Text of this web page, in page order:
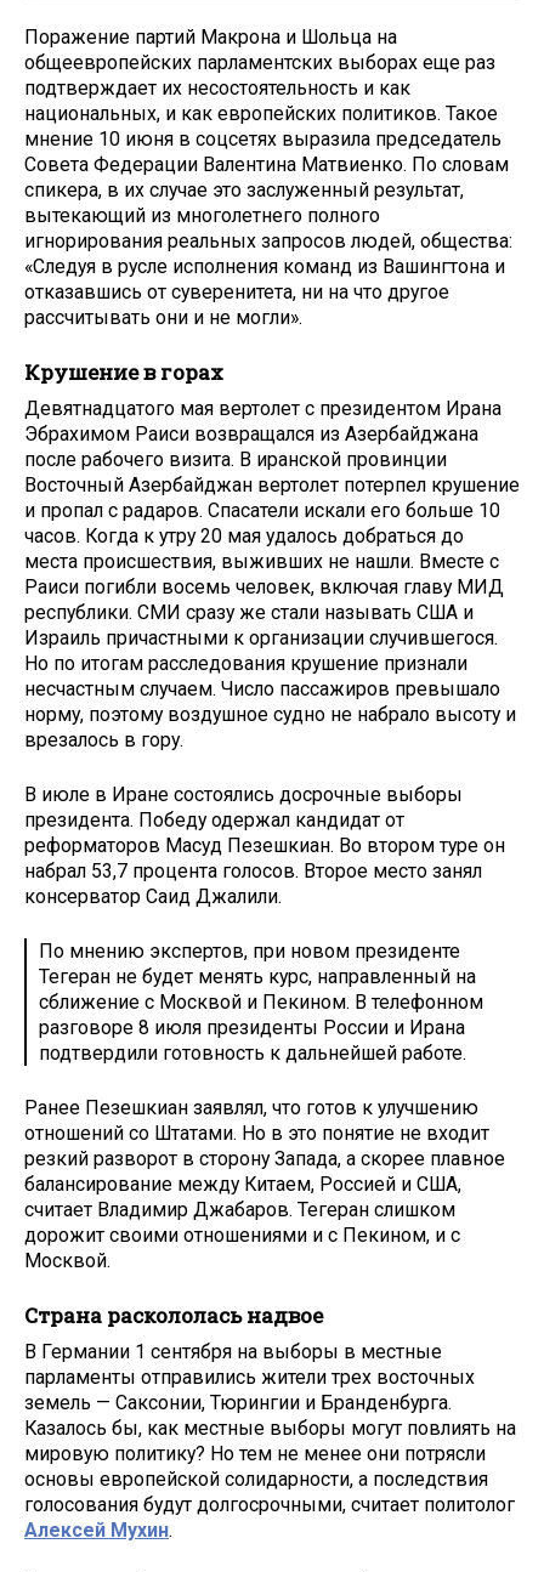
Поражение партий Макрона и Шольца на
общеевропейских парламентских выборах еще раз
подтверждает их несостоятельность и как
национальных, и как европейских политиков. Такое
мнение 10 июня в соцсетях выразила председатель
Совета Федерации Валентина Матвиенко. По словам
спикера, в их случае это заслуженный результат,
вытекающий из многолетнего полного
игнорирования реальных запросов людей, общества:
«Следуя в русле исполнения команд из Вашингтона и
отказавшись от суверенитета, ни на что другое
рассчитывать они и не могли».
Крушение в горах
Девятнадцатого мая вертолет с президентом Ирана
Эбрахимом Раиси возвращался из Азербайджана
после рабочего визита. В иранской провинции
Восточный Азербайджан вертолет потерпел крушение
и пропал с радаров. Спасатели искали его больше 10
часов. Когда к утру 20 мая удалось добраться до
места происшествия, выживших не нашли. Вместе с
Раиси погибли восемь человек, включая главу МИД
республики. СМИ сразу же стали называть США и
Израиль причастными к организации случившегося.
Но по итогам расследования крушение признали
несчастным случаем. Число пассажиров превышало
норму, поэтому воздушное судно не набрало высоту и
врезалось в гору.
В июле в Иране состоялись досрочные выборы
президента. Победу одержал кандидат от
реформаторов Масуд Пезешкиан. Во втором туре он
набрал 53,7 процента голосов. Второе место занял
консерватор Саид Джалили.
По мнению экспертов, при новом президенте
Тегеран не будет менять курс, направленный на
сближение с Москвой и Пекином. В телефонном
разговоре 8 июля президенты России и Ирана
подтвердили готовность к дальнейшей работе.
Ранее Пезешкиан заявлял, что готов к улучшению
отношений со Штатами. Но в это понятие не входит
резкий разворот в сторону Запада, а скорее плавное
балансирование между Китаем, Россией и США,
считает Владимир Джабаров. Тегеран слишком
дорожит своими отношениями и с Пекином, и с
Москвой.
Страна раскололась надвое
В Германии 1 сентября на выборы в местные
парламенты отправились жители трех восточных
земель — Саксонии, Тюрингии и Бранденбурга.
Казалось бы, как местные выборы могут повлиять на
мировую политику? Но тем не менее они потрясли
основы европейской солидарности, а последствия
голосования будут долгосрочными, считает политолог
Алексей Мухин.